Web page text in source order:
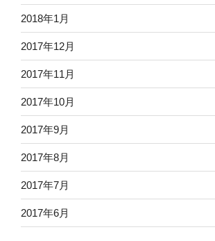
2018年1月
2017年12月
2017年11月
2017年10月
2017年9月
2017年8月
2017年7月
2017年6月